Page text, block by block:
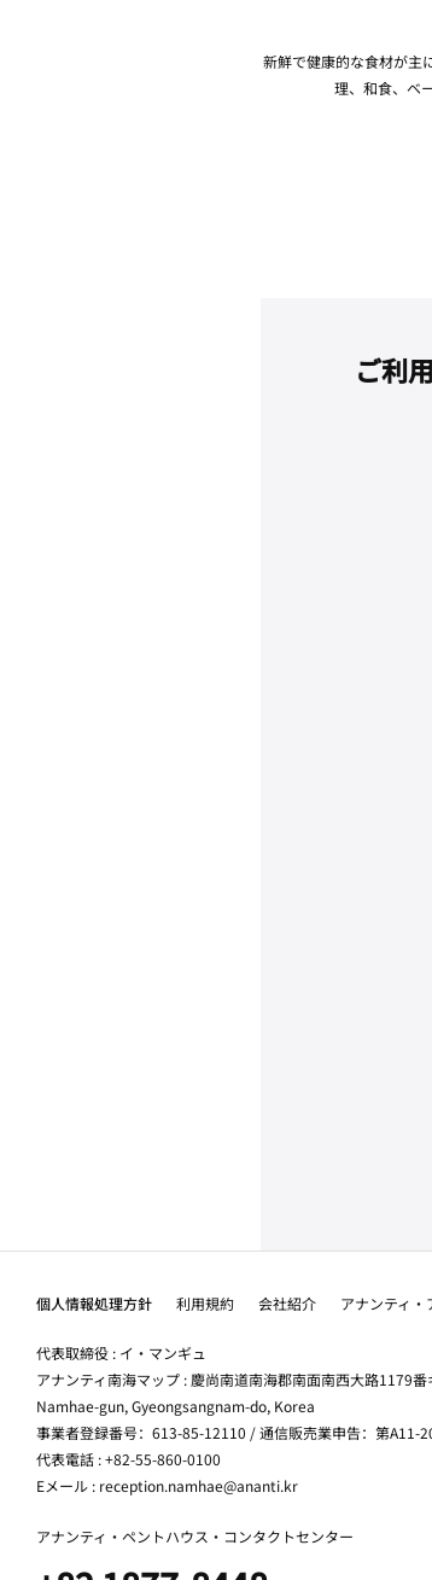
新鮮で健康的な食材が主
理、和食、ベ
ご利
個人情報処理方針 利用規約 会社紹介 アナンティ・
代表取締役 : イ・マンギュ
アナンティ南海マップ : 慶尚南道南海郡南面南西大路
Namhae-gun, Gyeongsangnam-do, Korea
事業者登録番号：613-85-12110 / 通信販売業申告：第A11-
代表電話 : +82-55-860-0100
Eメール : reception.namhae@ananti.kr
アナンティ・ペントハウス・コンタクトセンター